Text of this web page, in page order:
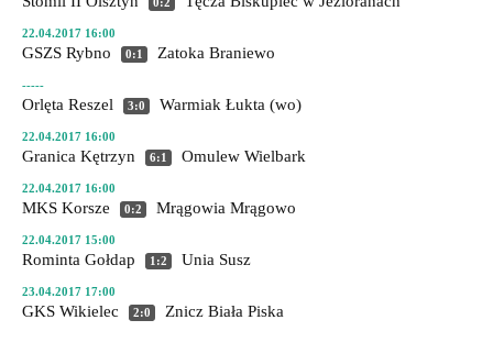
22.04.2017 16:00
GSZS Rybno 0:1 Zatoka Braniewo
-----
Orlęta Reszel 3:0 Warmiak Łukta (wo)
22.04.2017 16:00
Granica Kętrzyn 6:1 Omulew Wielbark
22.04.2017 16:00
MKS Korsze 0:2 Mrągowia Mrągowo
22.04.2017 15:00
Rominta Gołdap 1:2 Unia Susz
23.04.2017 17:00
GKS Wikielec 2:0 Znicz Biała Piska